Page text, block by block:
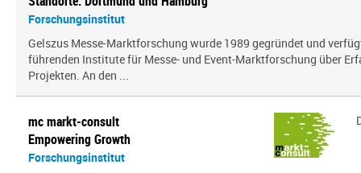
Forschungsinstitut
Gelszus Messe-Marktforschung wurde 1989 gegründet und
führenden Institute für Messe- und Event-Marktforschung über
Projekten. An den ...
mc markt-consult
Empowering Growth
Forschungsinstitut